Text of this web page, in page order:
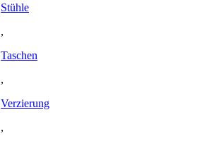
Stühle
,
Taschen
,
Verzierung
,